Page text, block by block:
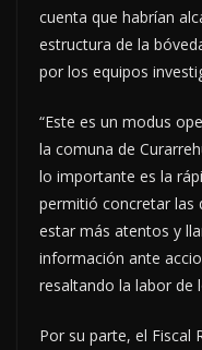
cuenta que habrían
estructura de la
por los equipos
“Este es un modus
la comuna de
lo importante es la
permitió concretar las
estar más atentos y
información ante
resaltando la labor de
Por su parte, el Fiscal